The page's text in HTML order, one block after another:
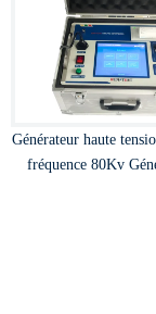
Générateur haute
fréquence 80Kv